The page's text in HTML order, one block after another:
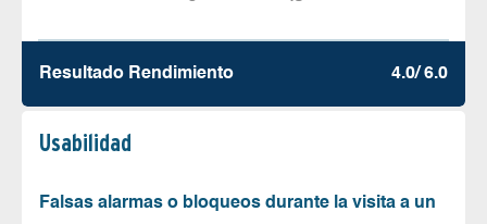
Resultado Rendimiento 4.0/ 6.0
Usabilidad
Falsas alarmas o bloqueos durante la visita a un